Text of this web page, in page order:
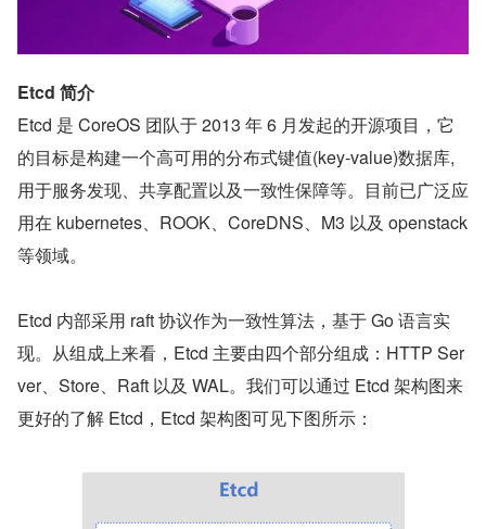
Etcd 简介
Etcd 是 CoreOS 团队于 2013 年 6 月发起的开源项目，它
的目标是构建一个高可用的分布式键值(key-value)数据库,
用于服务发现、共享配置以及一致性保障等。目前已广泛应
用在 kubernetes、ROOK、CoreDNS、M3 以及 openstack
等领域。
Etcd 内部采用 raft 协议作为一致性算法，基于 Go 语言实
现。从组成上来看，Etcd 主要由四个部分组成：HTTP Ser
ver、Store、Raft 以及 WAL。我们可以通过 Etcd 架构图来
更好的了解 Etcd，Etcd 架构图可见下图所示：